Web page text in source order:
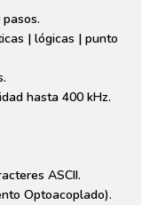
| lógicas | punto
hasta 400 kHz.
ASCII.
Optoacoplado).